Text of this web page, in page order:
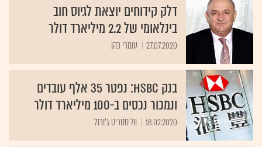
דלק קידוחים יוצאת לגיוס חוב
בינלאומי של 2.2 מיליארד דולר
27.07.2020 עומרי כהן
בנק HSBC: נפטר 35 אלף עובדים
ונמכור נכסים ב-100 מיליארד דולר
18.02.2020 וול סטריט ג'ורנל